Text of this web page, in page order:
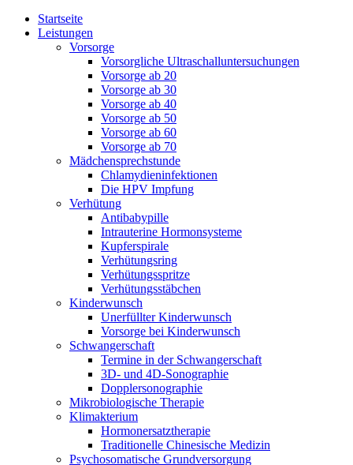
Startseite
Leistungen
Vorsorge
Vorsorgliche Ultraschalluntersuchungen
Vorsorge ab 20
Vorsorge ab 30
Vorsorge ab 40
Vorsorge ab 50
Vorsorge ab 60
Vorsorge ab 70
Mädchensprechstunde
Chlamydieninfektionen
Die HPV Impfung
Verhütung
Antibabypille
Intrauterine Hormonsysteme
Kupferspirale
Verhütungsring
Verhütungsspritze
Verhütungsstäbchen
Kinderwunsch
Unerfüllter Kinderwunsch
Vorsorge bei Kinderwunsch
Schwangerschaft
Termine in der Schwangerschaft
3D- und 4D-Sonographie
Dopplersonographie
Mikrobiologische Therapie
Klimakterium
Hormonersatztherapie
Traditionelle Chinesische Medizin
Psychosomatische Grundversorgung